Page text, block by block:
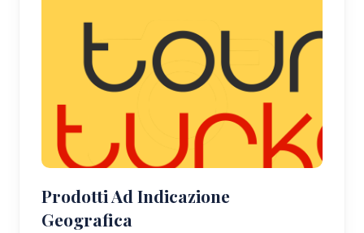
Prodotti Ad Indicazione
Geografica